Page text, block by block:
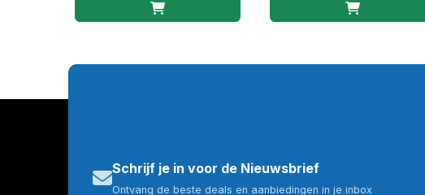
Schrijf je in voor de Nieuwsbrief
Ontvang de beste deals en aanbiedingen in je inbox